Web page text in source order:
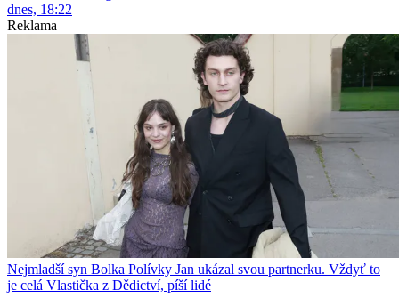
dnes, 18:22
Reklama
Nejmladší syn Bolka Polívky Jan ukázal svou partnerku. Vždyť to
je celá Vlastička z Dědictví, píší lidé